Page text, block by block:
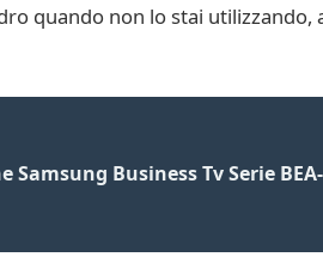
quando non lo stai utilizzando,
Samsung Business Tv Serie